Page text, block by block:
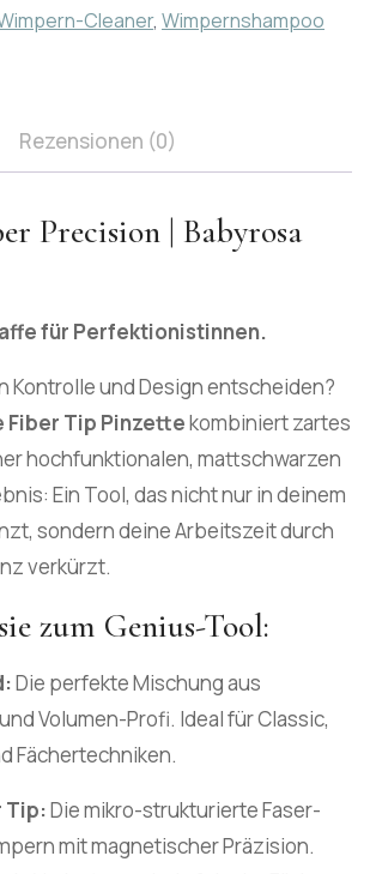
Cleaner, Wimpernshampoo
Rezensionen (0)
Precision | Babyrosa
für Perfektionistinnen.
Kontrolle und Design entscheiden?
Fiber Tip Pinzettekombiniert zartes
hochfunktionalen, mattschwarzen
Ein Tool, das nicht nur in deinem
sondern deine Arbeitszeit durch
verkürzt.
zum Genius-Tool:
Die perfekte Mischung aus
Volumen-Profi. Ideal für Classic,
Fächertechniken.
Tip:Die mikro-strukturierte Faser-
mit magnetischer Präzision.